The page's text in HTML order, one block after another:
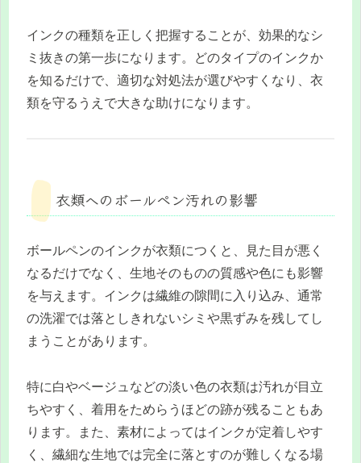
インクの種類を正しく把握することが、効果的なシ
ミ抜きの第一歩になります。どのタイプのインクか
を知るだけで、適切な対処法が選びやすくなり、衣
類を守るうえで大きな助けになります。
衣類へのボールペン汚れの影響
ボールペンのインクが衣類につくと、見た目が悪く
なるだけでなく、生地そのものの質感や色にも影響
を与えます。インクは繊維の隙間に入り込み、通常
の洗濯では落としきれないシミや黒ずみを残してし
まうことがあります。
特に白やベージュなどの淡い色の衣類は汚れが目立
ちやすく、着用をためらうほどの跡が残ることもあ
ります。また、素材によってはインクが定着しやす
く、繊細な生地では完全に落とすのが難しくなる場